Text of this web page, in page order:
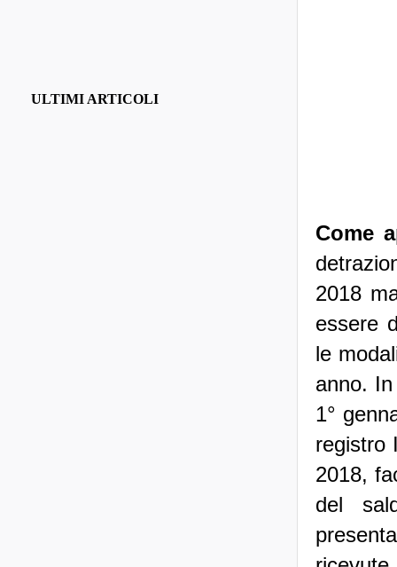
Come
2018
essere
le
anno.
1°
registro
2018,
del
ULTIMI ARTICOLI